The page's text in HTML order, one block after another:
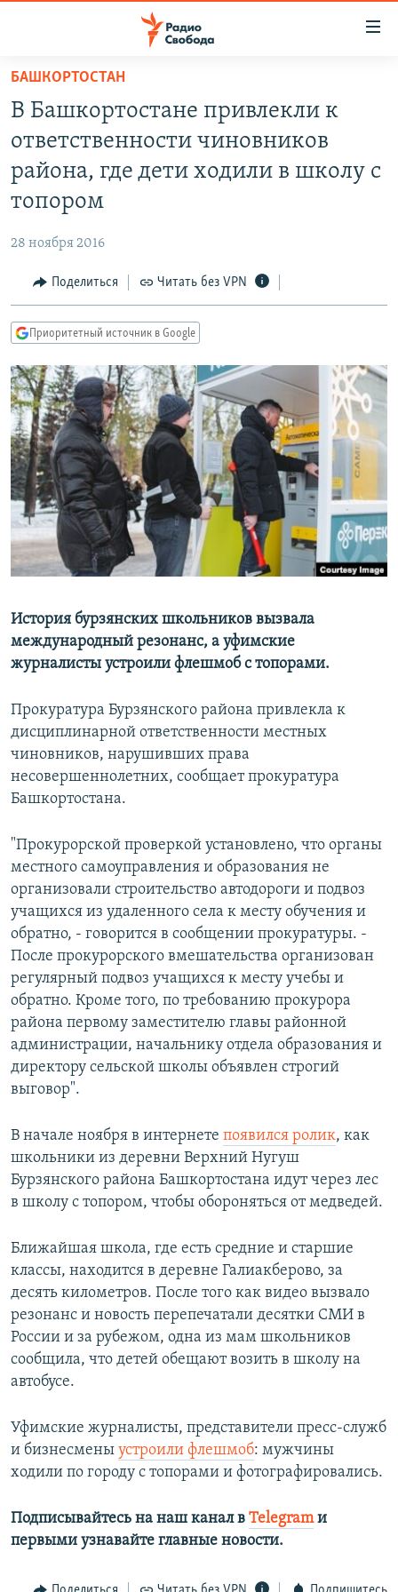
упрощенного
доступа
основному
содержанию
Вернутся
навигации
Вернутся
АВТОРСКИЕ ПРОЕКТЫ
КУЛЬТУРА
IDEL.РЕАЛИИ
КАВКАЗ.РЕАЛИИ
СИБИРЬ.РЕАЛИИ
РАСПИСАНИЕ ВЕЩАНИЯ
ПОДПИШИТЕСЬ НА РАССЫЛКУ
СОЦИАЛЬНЫЕ СЕТИ
Все сайты РСЕ/РС
БАШКОРТОСТАН
В Башкортостане привлекли к
ответственности чиновников
района, где дети ходили в школу с
топором
28 ноября 2016
Поделиться Читать без VPN
Приоритетный источник в Google
История бурзянских школьников вызвала
международный резонанс, а уфимские
журналисты устроили флешмоб с топорами.
Прокуратура Бурзянского района привлекла к
дисциплинарной ответственности местных
чиновников, нарушивших права
несовершеннолетних, сообщает прокуратура
Башкортостана.
"Прокурорской проверкой установлено, что органы
местного самоуправления и образования не
организовали строительство автодороги и подвоз
учащихся из удаленного села к месту обучения и
обратно, - говорится в сообщении прокуратуры. -
После прокурорского вмешательства организован
регулярный подвоз учащихся к месту учебы и
обратно. Кроме того, по требованию прокурора
района первому заместителю главы районной
администрации, начальнику отдела образования и
директору сельской школы объявлен строгий
выговор".
В начале ноября в интернете появился ролик, как
школьники из деревни Верхний Нугуш
Бурзянского района Башкортостана идут через лес
в школу с топором, чтобы обороняться от медведей.
Ближайшая школа, где есть средние и старшие
классы, находится в деревне Галиакберово, за
десять километров. После того как видео вызвало
резонанс и новость перепечатали десятки СМИ в
России и за рубежом, одна из мам школьников
сообщила, что детей обещают возить в школу на
автобусе.
Уфимские журналисты, представители пресс-служб
и бизнесмены устроили флешмоб: мужчины
ходили по городу с топорами и фотографировались.
Подписывайтесь на наш канал в Telegramи
первыми узнавайте главные новости.​